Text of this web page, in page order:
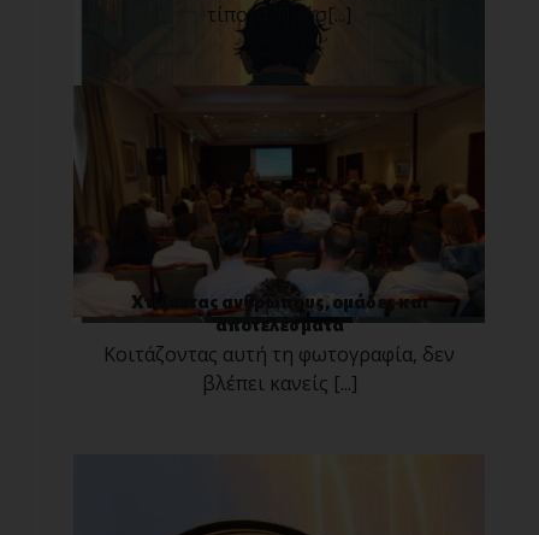
τίποτα; Πρόσ[...]
Χτίζοντας ανθρώπους, ομάδες και
αποτελέσματα
Κοιτάζοντας αυτή τη φωτογραφία, δεν
βλέπει κανείς [...]